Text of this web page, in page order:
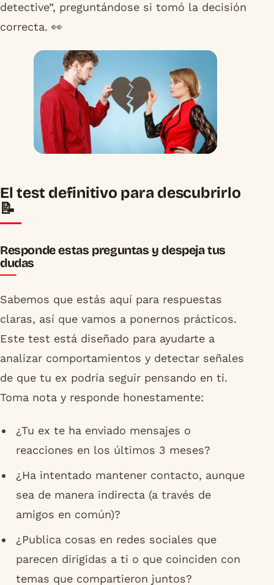
detective”, preguntándose si tomó la decisión
correcta. 👀
El test definitivo para descubrirlo
📝
Responde estas preguntas y despeja tus
dudas
Sabemos que estás aquí para respuestas
claras, así que vamos a ponernos prácticos.
Este test está diseñado para ayudarte a
analizar comportamientos y detectar señales
de que tu ex podría seguir pensando en ti.
Toma nota y responde honestamente:
¿Tu ex te ha enviado mensajes o
reacciones en los últimos 3 meses?
¿Ha intentado mantener contacto, aunque
sea de manera indirecta (a través de
amigos en común)?
¿Publica cosas en redes sociales que
parecen dirigidas a ti o que coinciden con
temas que compartieron juntos?